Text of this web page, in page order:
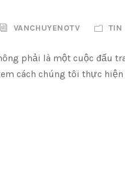
VANCHUYENOTV TIN
phải là một cuộc đấu
cách chúng tôi thực